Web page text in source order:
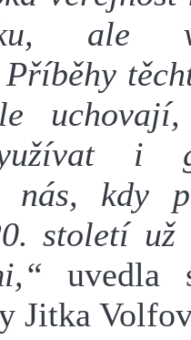
i
nás, kdy
století už
uvedla
Jitka